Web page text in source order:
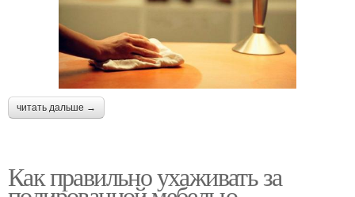
читать дальше →
Как правильно ухаживать за